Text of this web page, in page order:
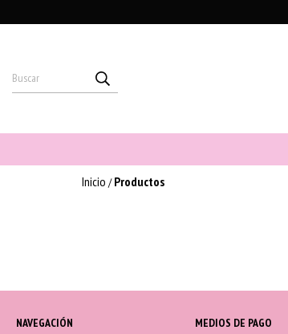
Inicio / Productos
NAVEGACIÓN
MEDIOS DE PAGO